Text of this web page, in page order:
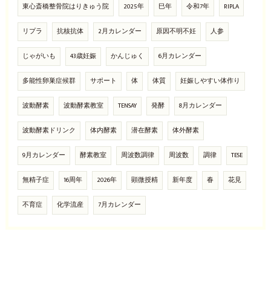
東心斎橋整骨院はりきゅう院 2025年 巳年 令和7年 RIPLA
リプラ 抗核抗体 2月カレンダー 原因不明不妊 人参
じゃがいも 43歳妊娠 かんじゅく 6月カレンダー
多能性卵巣症候群 サポート 体 体質 妊娠しやすい体作り
波動酵素 波動酵素教室 TENSAY 発酵 8月カレンダー
波動酵素ドリンク 体内酵素 潜在酵素 体外酵素
9月カレンダー 酵素教室 周波数調律 周波数 調律 TESE
無精子症 16周年 2026年 顕微授精 新年度 春 花見
不育症 化学流産 7月カレンダー